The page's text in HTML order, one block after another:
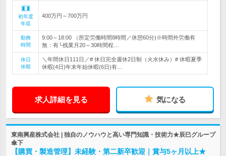
初年度
年収
400万円～700万円
勤務
時間
9:00～18:00 （所定労働時間8時間／休憩60分)※時間外労働有
無：有└残業月20～30時間程…
休日
休暇
＼年間休日111日／# 休日完全週休2日制（火水休み）# 休暇夏季
休暇(4日)年末年始休暇(6日)有…
求人詳細を見る 気になる
東南興産株式会社 | 独自のノウハウと高い専門知識・技術力★辰巳グループ
傘下
【購買・製造管理】未経験・第二新卒歓迎｜賞与5ヶ月以上★